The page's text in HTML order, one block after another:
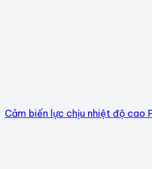
Cảm biến lực chịu nhiệt độ cao